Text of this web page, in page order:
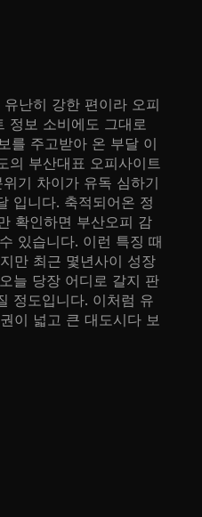
난히 강한 편이라 오피
정보 소비에도 그대로
를 주고받아 온 부달 이
의 부산대표 오피사이트
기 차이가 유독 심하기
입니다. 축적되어온 정
확인하면 부산오피 감
있습니다. 이런 특징 때
만 최근 몇년사이 성장
늘 당장 어디로 갈지 판
정도입니다. 이처럼 유
이 넓고 큰 대도시다 보